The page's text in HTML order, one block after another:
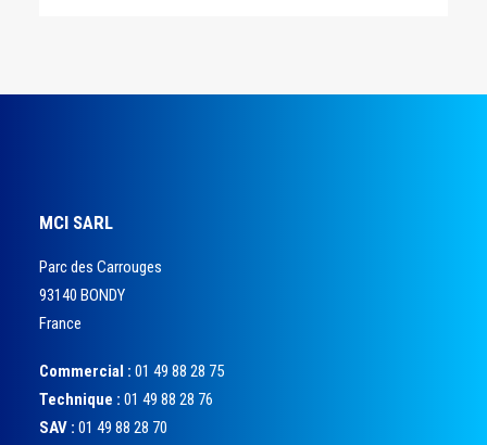
MCI SARL
Parc des Carrouges
93140 BONDY
France
Commercial : 01 49 88 28 75
Technique : 01 49 88 28 76
SAV : 01 49 88 28 70